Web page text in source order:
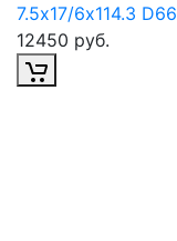
7.5х17/6х114.3
12450 руб.